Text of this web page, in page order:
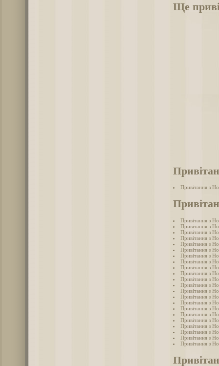
Ще
Привітання з
Привітання з
Привітання з
Привітання з
Привітання з
Привітання з
Привітання з
Привітання з
Привітання з
Привітання з
Привітання з
Привітання з
Привітання з
Привітання з
Привітання з
Привітання з
Привітання з
Привітання з
Привітання з
Привітання з
Привітання з
Привітання з
Привітання з